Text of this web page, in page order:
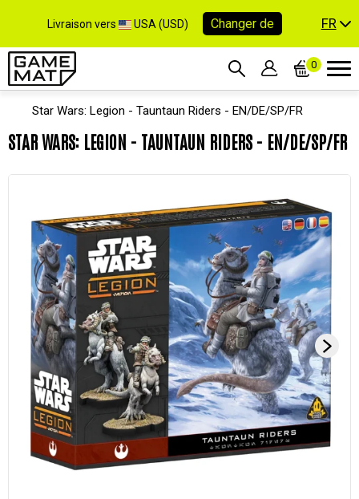
Livraison vers USA (USD) Changer de FR
0
Star Wars: Legion - Tauntaun Riders - EN/DE/SP/FR
STAR WARS: LEGION - TAUNTAUN RIDERS - EN/DE/SP/FR